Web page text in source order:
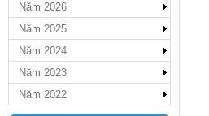
Năm 2026
Năm 2025
Năm 2024
Năm 2023
Năm 2022